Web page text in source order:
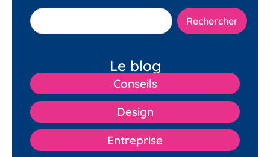
Rechercher
Le blog
Conseils
Design
Entreprise